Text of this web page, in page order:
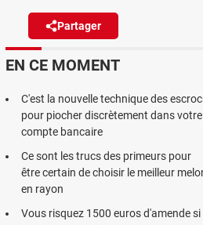
Partager
pare-soleil de votre voiture
pratique.
qu'ils peuvent avoir d'autres
en effet de le rabattre pour ne
EN CE MOMENT
C'est la nouvelle technique des
pour piocher discrètement dans votre
compte bancaire
Ce sont les trucs des primeurs pour
être certain de choisir le meilleur
en rayon
Vous risquez 1500 euros d'amende si